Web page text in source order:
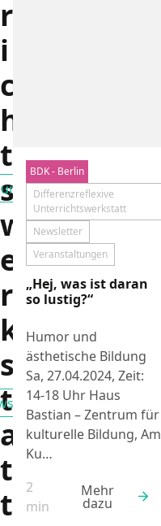
r
i
c
h
t
s
w
e
r
k
s
t
a
t
t
Filtern nach
Filtern nach
BDK - Berlin
Aktuelles
Differenzreflexive
Unterrichtswerkstatt
Newsletter
Veranstaltungen
„Hej, was ist daran
so lustig?“
Humor und
ästhetische Bildung
Sa, 27.04.2024, Zeit:
14-18 Uhr Haus
Bastian – Zentrum für
kulturelle Bildung, Am
Ku…
Lesezeit:
2
min
Mehr
dazu